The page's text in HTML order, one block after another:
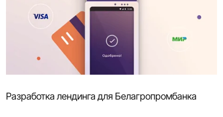
Разработка лендинга для Белагропромбанка